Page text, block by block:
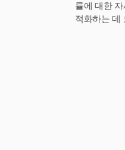
률에 대한
적화하는 데